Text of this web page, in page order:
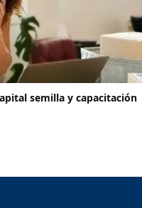
semilla y capacitación